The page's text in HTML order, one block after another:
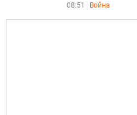
08:51 Война